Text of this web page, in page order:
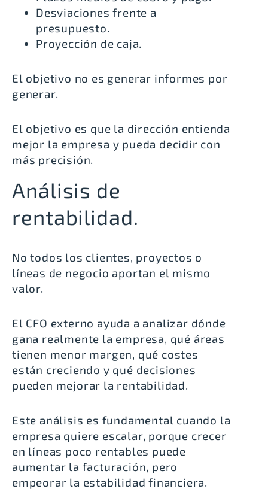
Desviaciones frente a
presupuesto.
Proyección de caja.
El objetivo no es generar informes por
generar.
El objetivo es que la dirección entienda
mejor la empresa y pueda decidir con
más precisión.
Análisis de
rentabilidad.
No todos los clientes, proyectos o
líneas de negocio aportan el mismo
valor.
El CFO externo ayuda a analizar dónde
gana realmente la empresa, qué áreas
tienen menor margen, qué costes
están creciendo y qué decisiones
pueden mejorar la rentabilidad.
Este análisis es fundamental cuando la
empresa quiere escalar, porque crecer
en líneas poco rentables puede
aumentar la facturación, pero
empeorar la estabilidad financiera.